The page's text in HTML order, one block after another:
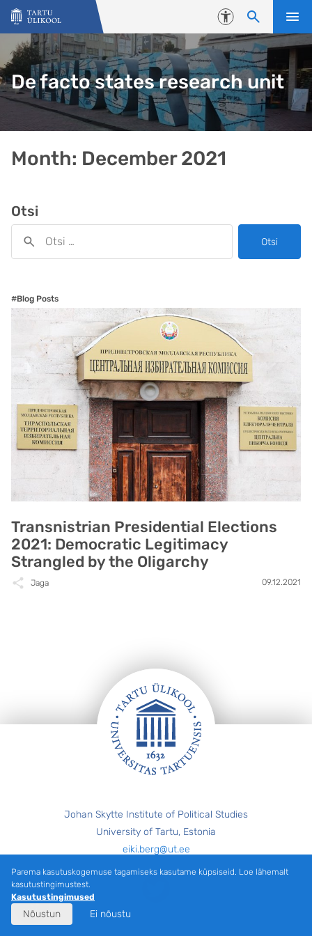
Liigu edasi põhisisu juurde
Juurdepääsetavus
De facto states research unit
Month: December 2021
Otsi
Otsi
#Blog Posts
Transnistrian Presidential Elections
2021: Democratic Legitimacy
Strangled by the Oligarchy
Jaga 09.12.2021
Johan Skytte Institute of Political Studies
University of Tartu, Estonia
eiki.berg@ut.ee
Parema kasutuskogemuse tagamiseks kasutame küpsiseid. Loe lähemalt
kasutustingimustest.
Kasutustingimused
Nõustun Ei nõustu